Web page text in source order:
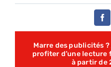
Marre des publicités
profiter d’une lecture
à partir de